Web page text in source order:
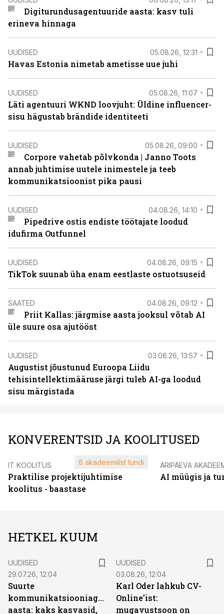
Digiturundusagentuuride aasta: kasv tuli
erineva hinnaga
UUDISED 05.08.26, 12:31
Havas Estonia nimetab ametisse uue juhi
UUDISED 05.08.26, 11:07
Läti agentuuri WKND loovjuht: Üldine influencer-
sisu hägustab brändide identiteeti
UUDISED 05.08.26, 09:00
Corpore vahetab põlvkonda | Janno Toots
annab juhtimise uutele inimestele ja teeb
kommunikatsioonist pika pausi
UUDISED 04.08.26, 14:10
Pipedrive ostis endiste töötajate loodud
idufirma Outfunnel
UUDISED 04.08.26, 09:15
TikTok suunab üha enam eestlaste ostuotsuseid
SAATED 04.08.26, 09:12
Priit Kallas: järgmise aasta jooksul võtab AI
üle suure osa ajutööst
UUDISED 03.08.26, 13:57
Augustist jõustunud Euroopa Liidu
tehisintellektimääruse järgi tuleb AI-ga loodud
sisu märgistada
KONVERENTSID JA KOOLITUSED
IT KOOLITUS
Praktilise projektijuhtimise
koolitus - baastase
8 akadeemilist tundi ÄRIPÄEVA
AI müügis ja
HETKEL KUUM
UUDISED
29.07.26, 12:04
Suurte
kommunikatsiooniagentuuride
aasta: kaks kasvasid,
UUDISED
03.08.26, 12:04
Karl Oder lahkub CV-
Online’ist:
mugavustsoon on